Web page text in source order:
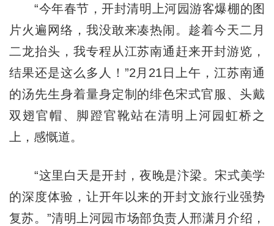
“今年春节，开封清明上河园游客爆棚的图
片火遍网络，我没敢来凑热闹。趁着今天二月
二龙抬头，我专程从江苏南通赶来开封游览，
结果还是这么多人！”2月21日上午，江苏南通
的汤先生身着量身定制的绯色宋式官服、头戴
双翅官帽、脚蹬官靴站在清明上河园虹桥之
上，感慨道。
“这里白天是开封，夜晚是汴梁。宋式美学
的深度体验，让开年以来的开封文旅行业强势
复苏。”清明上河园市场部负责人邢潇月介绍，